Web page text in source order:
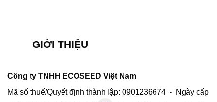
GIỚI THIỆU
Công ty TNHH ECOSEED Việt Nam
Mã số thuế/Quyết định thành lập: 0901236674 - Ngày cấp